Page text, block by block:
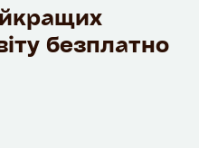
безплатно